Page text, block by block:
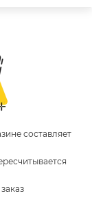
составляет